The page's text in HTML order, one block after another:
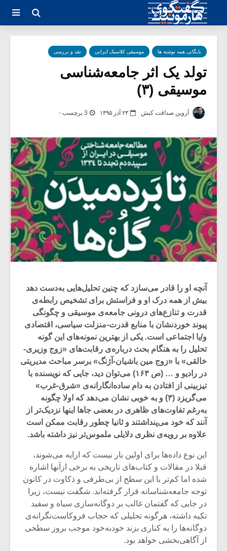
بایگانی همه نوشته ها موسیقی کلاسیک ایرانی نقد و بررسی
تولد یک اثر جامعه‌شناسی
موسیقی (۳)
آروین صداقت کیش ۲۳ آذر ۱۳۹۵ 3 برچسب -
آنچه او را قادر می‌سازد که چنین تحلیل‌هایی به‌دست دهد
بیش از همه درک او و فراستش برای تشخیص رابطه‌ی
قدرت و تنازع‌های درونی جامعه‌ی موسیقی و چگونگی
پیوند خوردنشان با منابع قدرت-منزلت سیاسی، اقتصادی
و/یا اجتماعی است. یکی از بهترین نمونه‌های این گونه
تحلیل را به هنگام بحث درباره‌ی رقابت‌های «زوج وزیری-
خالقی» با «زوج مین باشیان-آژنگ» برسر مباحث مدیریتی
در رادیو و … (ص ۱۶۳) می‌توان دید، جایی که نویسنده با
تیزبینی از افتادن به دام ساده‌انگارانه‌ی «شرق-غرب»
می‌گریزد (۳) و به خوبی نشان می‌دهد که اولا چگونه
به‌رغم تفاوت‌های ظاهری در بعضی جاها اینها نزدیک‌تر از
آنند که خود می‌پنداشتند و ثانیا چطور رقابت ممکن است
علاوه بر رویه‌ی نظری دلایلی ملموس‌تر نیز داشته باشد.
این نوع داده‌ها برای اولین بار نیست که ارایه می‌شوند،
قبلا در مقالات و کتاب‌های تاریخی به برخی ازآنها اشاره
شده اما کم‌تر با این سطح از بی‌طرفی و ذکاوت در کانون
توجه جامعه‌شناسانه قرار گرفته‌اند. شگفت نیست، زیرا
در جایی که گفتمان غالب بر دوگانه‌سازی سیاه و سفید
تکیه داشته، هرگونه تحلیلی که حجاب فروکاست‌نگرانه‌ی
دوگانه‌ها را به کناری بزند خودبه‌خود موجب بروز سطحی
از آگاهی‌بخشی خواهد بود.